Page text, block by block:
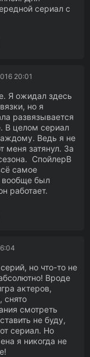
сериал с
20:01
Я ожидал здесь
но я
развязывается
В целом сериал
Ведь я не
меня затянул. За
СпойлерВ
самое
вообще был
работает.
но что-то не
Вроде
актеров,
снято
смотреть
не буду,
сериал. Но
я никогда не